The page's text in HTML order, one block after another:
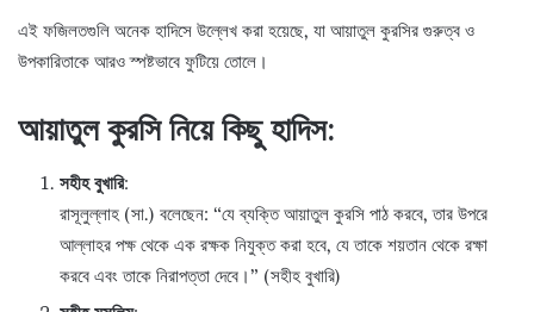
এই ফজিলতগুলি অনেক হাদিসে উল্লেখ করা হয়েছে, যা আয়াতুল কুরসির গুরুত্ব ও
উপকারিতাকে আরও স্পষ্টভাবে ফুটিয়ে তোলে।
আয়াতুল কুরসি নিয়ে কিছু হাদিস:
সহীহ বুখারি:
রাসূলুল্লাহ (সা.) বলেছেন: “যে ব্যক্তি আয়াতুল কুরসি পাঠ করবে, তার উপরে
আল্লাহর পক্ষ থেকে এক রক্ষক নিযুক্ত করা হবে, যে তাকে শয়তান থেকে রক্ষা
করবে এবং তাকে নিরাপত্তা দেবে।” (সহীহ বুখারি)